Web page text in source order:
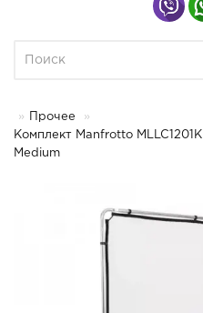
Прочее
Комплект Manfrotto
Medium